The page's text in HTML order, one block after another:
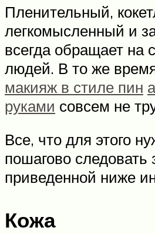
Пленительный,
легкомысленный и
всегда обращает на
людей. В то же
макияж в стиле пин
руками совсем не
Все, что для этого
пошагово следовать
приведенной ниже
Кожа